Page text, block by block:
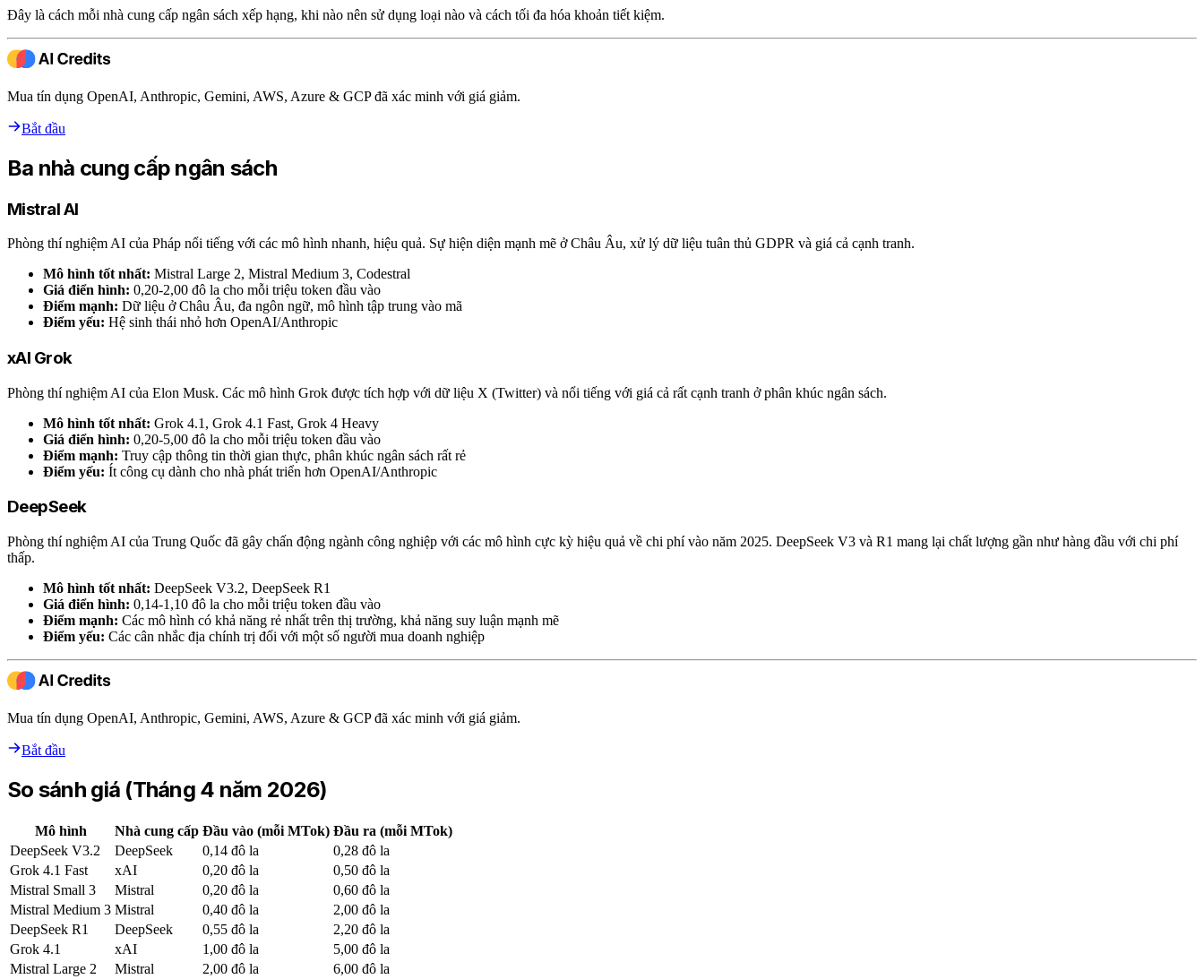
Đây là cách mỗi nhà cung cấp ngân sách xếp hạng, khi nào nên sử dụng loại nào và cách tối đa hóa khoản tiết kiệm.
Mua tín dụng OpenAI, Anthropic, Gemini, AWS, Azure & GCP đã xác minh với giá giảm.
Bắt đầu
Ba nhà cung cấp ngân sách
Mistral AI
Phòng thí nghiệm AI của Pháp nổi tiếng với các mô hình nhanh, hiệu quả. Sự hiện diện mạnh mẽ ở Châu Âu, xử lý dữ liệu tuân thủ GDPR và giá cả cạnh tranh.
Mô hình tốt nhất: Mistral Large 2, Mistral Medium 3, Codestral
Giá điển hình: 0,20-2,00 đô la cho mỗi triệu token đầu vào
Điểm mạnh: Dữ liệu ở Châu Âu, đa ngôn ngữ, mô hình tập trung vào mã
Điểm yếu: Hệ sinh thái nhỏ hơn OpenAI/Anthropic
xAI Grok
Phòng thí nghiệm AI của Elon Musk. Các mô hình Grok được tích hợp với dữ liệu X (Twitter) và nổi tiếng với giá cả rất cạnh tranh ở phân khúc ngân sách.
Mô hình tốt nhất: Grok 4.1, Grok 4.1 Fast, Grok 4 Heavy
Giá điển hình: 0,20-5,00 đô la cho mỗi triệu token đầu vào
Điểm mạnh: Truy cập thông tin thời gian thực, phân khúc ngân sách rất rẻ
Điểm yếu: Ít công cụ dành cho nhà phát triển hơn OpenAI/Anthropic
DeepSeek
Phòng thí nghiệm AI của Trung Quốc đã gây chấn động ngành công nghiệp với các mô hình cực kỳ hiệu quả về chi phí vào năm 2025. DeepSeek V3 và R1 mang lại chất lượng gần như hàng đầu với chi phí
thấp.
Mô hình tốt nhất: DeepSeek V3.2, DeepSeek R1
Giá điển hình: 0,14-1,10 đô la cho mỗi triệu token đầu vào
Điểm mạnh: Các mô hình có khả năng rẻ nhất trên thị trường, khả năng suy luận mạnh mẽ
Điểm yếu: Các cân nhắc địa chính trị đối với một số người mua doanh nghiệp
Mua tín dụng OpenAI, Anthropic, Gemini, AWS, Azure & GCP đã xác minh với giá giảm.
Bắt đầu
So sánh giá (Tháng 4 năm 2026)
Mô hình Nhà cung cấp Đầu vào (mỗi MTok) Đầu ra (mỗi MTok)
DeepSeek V3.2
DeepSeek 0,14 đô la
0,28 đô la
Grok 4.1 Fast
xAI 0,20 đô la
0,50 đô la
Mistral Small 3
Mistral 0,20 đô la
0,60 đô la
Mistral Medium 3 Mistral 0,40 đô la
2,00 đô la
DeepSeek R1
DeepSeek 0,55 đô la
2,20 đô la
Grok 4.1
xAI 1,00 đô la
5,00 đô la
Mistral Large 2
Mistral 2,00 đô la
6,00 đô la